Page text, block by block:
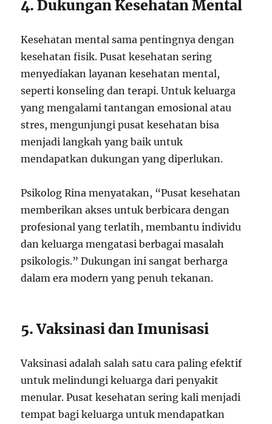
4. Dukungan Kesehatan Mental
Kesehatan mental sama pentingnya dengan
kesehatan fisik. Pusat kesehatan sering
menyediakan layanan kesehatan mental,
seperti konseling dan terapi. Untuk keluarga
yang mengalami tantangan emosional atau
stres, mengunjungi pusat kesehatan bisa
menjadi langkah yang baik untuk
mendapatkan dukungan yang diperlukan.
Psikolog Rina menyatakan, “Pusat kesehatan
memberikan akses untuk berbicara dengan
profesional yang terlatih, membantu individu
dan keluarga mengatasi berbagai masalah
psikologis.” Dukungan ini sangat berharga
dalam era modern yang penuh tekanan.
5. Vaksinasi dan Imunisasi
Vaksinasi adalah salah satu cara paling efektif
untuk melindungi keluarga dari penyakit
menular. Pusat kesehatan sering kali menjadi
tempat bagi keluarga untuk mendapatkan